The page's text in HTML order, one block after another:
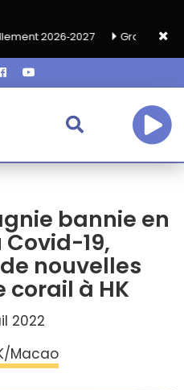
Grand café de rentrée
bannie en
19,
nouvelles
corail à HK
2022
Macao